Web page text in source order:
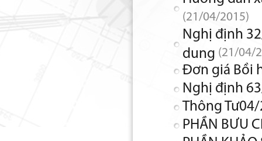
(21/04/2015)
Nghị định
dung (21/04/
Đơn giá Bồi
Nghị định
Thông
PHẦN BƯU